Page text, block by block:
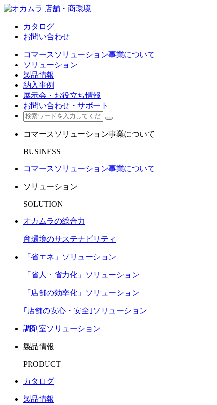
店舗・商環境
カタログ
お問い合わせ
コマースソリューション事業について
ソリューション
製品情報
納入事例
展示会・お役立ち情報
お問い合わせ・サポート
コマースソリューション事業について
BUSINESS
コマースソリューション事業について
ソリューション
SOLUTION
オカムラの総合力
商環境のサステナビリティ
「省エネ」ソリューション
「省人・省力化」ソリューション
「店舗の効率化」ソリューション
｢店舗の安心・安全｣ソリューション
調剤室ソリューション
製品情報
PRODUCT
カタログ
製品情報